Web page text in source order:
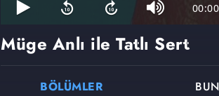
00:00
Müge Anlı ile Tatlı Sert
BÖLÜMLER